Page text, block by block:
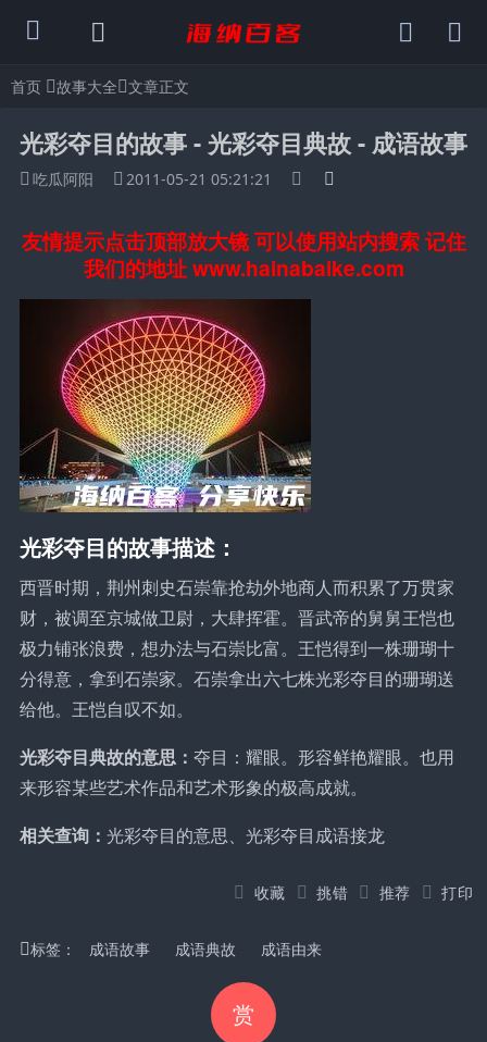
首页 故事大全 文章正文
光彩夺目的故事 - 光彩夺目典故 - 成语故事
吃瓜阿阳 2011-05-21 05:21:21
友情提示点击顶部放大镜 可以使用站内搜索 记住
我们的地址 www.hainabaike.com
光彩夺目的故事描述：
西晋时期，荆州刺史石崇靠抢劫外地商人而积累了万贯家
财，被调至京城做卫尉，大肆挥霍。晋武帝的舅舅王恺也
极力铺张浪费，想办法与石崇比富。王恺得到一株珊瑚十
分得意，拿到石崇家。石崇拿出六七株光彩夺目的珊瑚送
给他。王恺自叹不如。
光彩夺目典故的意思： 夺目：耀眼。形容鲜艳耀眼。也用
来形容某些艺术作品和艺术形象的极高成就。
相关查询： 光彩夺目的意思、光彩夺目成语接龙
收藏 挑错 推荐 打印
标签： 成语故事 成语典故 成语由来
赏